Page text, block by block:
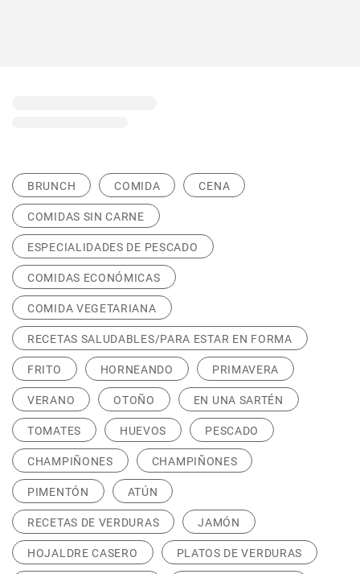
BRUNCH COMIDA CENA
COMIDAS SIN CARNE
ESPECIALIDADES DE PESCADO
COMIDAS ECONÓMICAS
COMIDA VEGETARIANA
RECETAS SALUDABLES/PARA ESTAR EN FORMA
FRITO HORNEANDO PRIMAVERA
VERANO OTOÑO EN UNA SARTÉN
TOMATES HUEVOS PESCADO
CHAMPIÑONES CHAMPIÑONES
PIMENTÓN ATÚN
RECETAS DE VERDURAS JAMÓN
HOJALDRE CASERO PLATOS DE VERDURAS